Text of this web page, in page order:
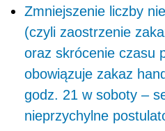
Zmniejszenie liczby
(czyli zaostrzenie
oraz skrócenie czasu
obowiązuje zakaz
godz. 21 w soboty –
nieprzychylne